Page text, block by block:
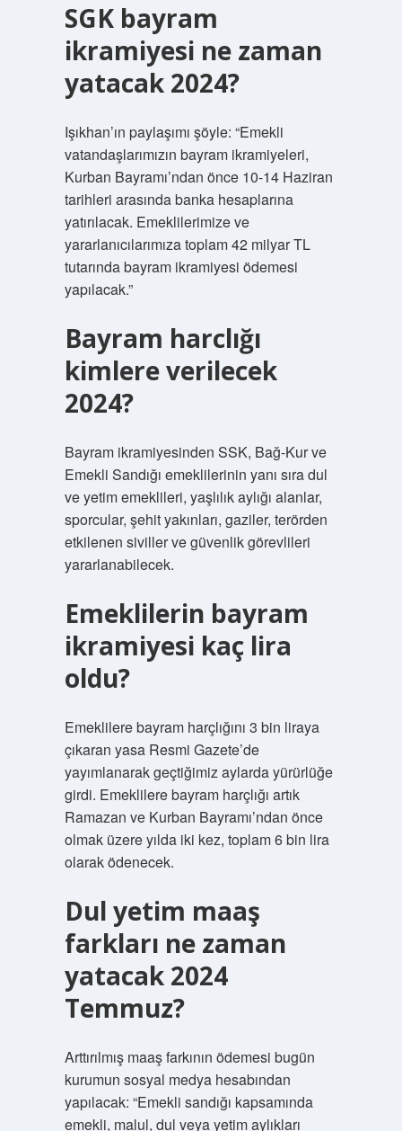
SGK bayram
ikramiyesi ne zaman
yatacak 2024?
Işıkhan’ın paylaşımı şöyle: “Emekli
vatandaşlarımızın bayram ikramiyeleri,
Kurban Bayramı’ndan önce 10-14 Haziran
tarihleri ​​arasında banka hesaplarına
yatırılacak. Emeklilerimize ve
yararlanıcılarımıza toplam 42 milyar TL
tutarında bayram ikramiyesi ödemesi
yapılacak.”
Bayram harclığı
kimlere verilecek
2024?
Bayram ikramiyesinden SSK, Bağ-Kur ve
Emekli Sandığı emeklilerinin yanı sıra dul
ve yetim emeklileri, yaşlılık aylığı alanlar,
sporcular, şehit yakınları, gaziler, terörden
etkilenen siviller ve güvenlik görevlileri
yararlanabilecek.
Emeklilerin bayram
ikramiyesi kaç lira
oldu?
Emeklilere bayram harçlığını 3 bin liraya
çıkaran yasa Resmi Gazete’de
yayımlanarak geçtiğimiz aylarda yürürlüğe
girdi. Emeklilere bayram harçlığı artık
Ramazan ve Kurban Bayramı’ndan önce
olmak üzere yılda iki kez, toplam 6 bin lira
olarak ödenecek.
Dul yetim maaş
farkları ne zaman
yatacak 2024
Temmuz?
Arttırılmış maaş farkının ödemesi bugün
kurumun sosyal medya hesabından
yapılacak: “Emekli sandığı kapsamında
emekli, malul, dul veya yetim aylıkları